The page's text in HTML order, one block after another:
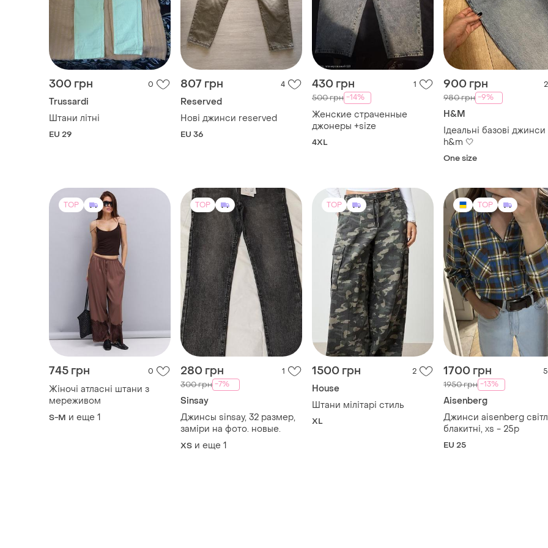
300 грн 0
Trussardi
Штани літні
EU 29
807 грн 4
Reserved
Нові джинси reserved
EU 36
430 грн 1
500 грн -14%
Женские страченные
джонеры +size
4XL
900 грн 2
980 грн -9%
H&M
Ідеальні базові джинси
h&m 🤍
One size
TOP
745 грн
Жіночі атласні штани з
мереживом
S-M и еще 1
TOP
280 грн
300 грн -7%
Sinsay
Джинсы sinsay, 32 размер,
заміри на фото. новые.
XS и еще
TOP
1500 грн
House
Штани мілітарі стиль
XL
TOP
1700 грн 5
1950 грн -13%
Aisenberg
Джинси aisenberg
блакитні, xs - 25р
EU 25